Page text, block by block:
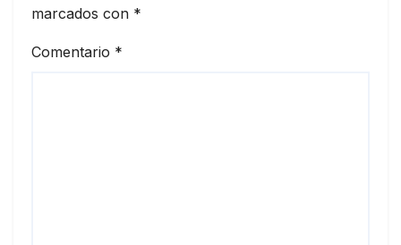
marcados con *
Comentario *